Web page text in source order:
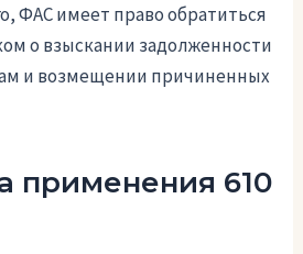
ФАС имеет право обратиться
о взыскании задолженности
и возмещении причиненных
применения 610